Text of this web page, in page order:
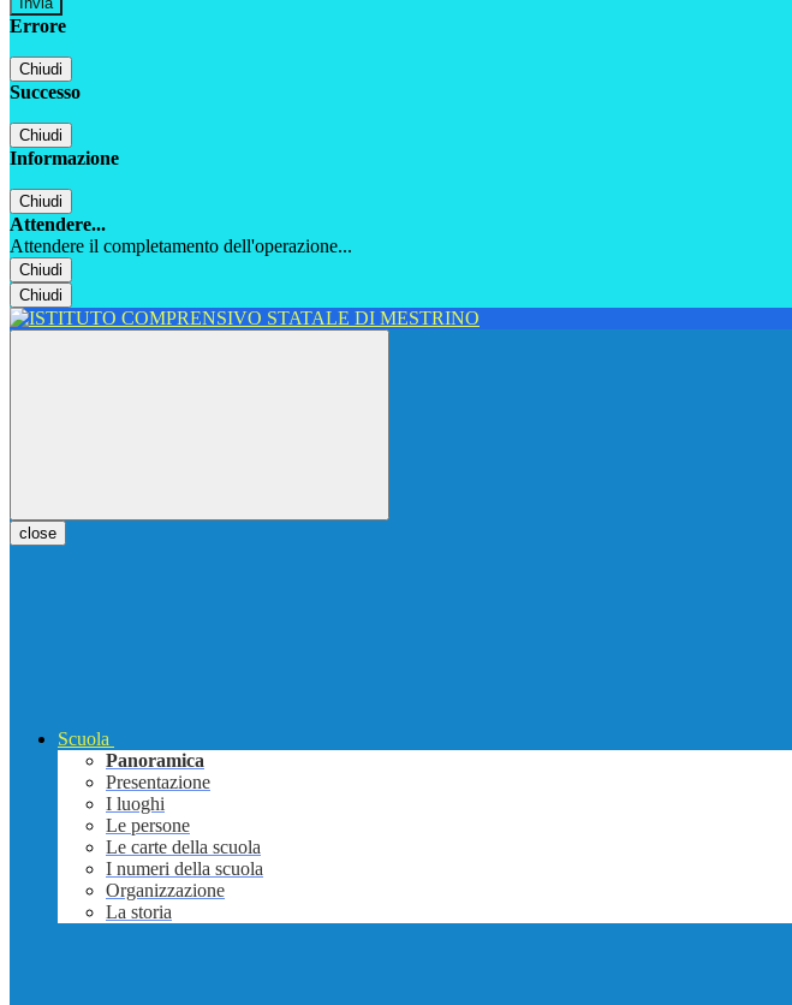
Errore
Chiudi
Successo
Chiudi
Informazione
Chiudi
Attendere...
Attendere il completamento dell'operazione...
Chiudi
Chiudi
close
Scuola
Panoramica
Presentazione
I luoghi
Le persone
Le carte della scuola
I numeri della scuola
Organizzazione
La storia